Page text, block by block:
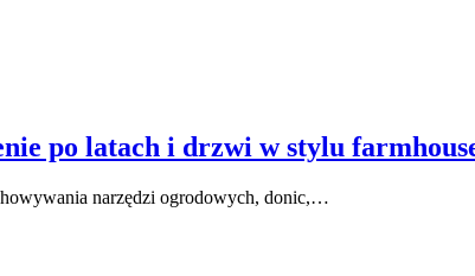
po latach i drzwi w stylu
narzędzi ogrodowych, donic,…